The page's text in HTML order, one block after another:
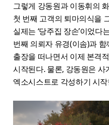
그렇게 강동원과 이동휘의
첫 번째 고객의 퇴마의식을
실제는 ‘당주집 장손’이었다
번째 의뢰자 유경(이솜)과
출장을 떠나면서 이제 본격
시작된다. 물론, 강동원은
엑소시스트로 각성하기 시